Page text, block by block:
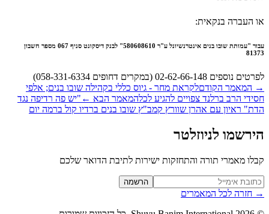
העברה בנקאית:
עבור "עמותת שובו בנים אינטרנשיונל ע"ר 580608610" לבנק דיסקונט סניף 067 מספר חשבון
02-62-66-148 (במקרים דחופים 058-331-6334)
המאמר הקודםלקראת מחר - גיוס כללי בקהילה שובו בנים; אלפי
הרב ברלנד צפויים להגיע לכלהמאמר הבא ← "יש פה רדיפה נגד
ראיון עם אהרן שוורץ קמב"ץ שובו בנים ברדיו קול ברמה יום
לניוזלטר
מאמרי תורה והתחזקות ישירות לתיבת הדואר שלכם
Website (leave הרשמה
חזרה לכל המאמרים